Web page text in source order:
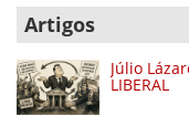
Artigos
Júlio
LIBERAL